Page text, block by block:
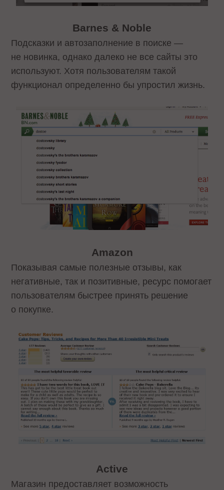
Barnes & Noble
Подсказки и автозаполнение в поиске —
не новинка, однако далеко не все сайты это
используют. Хотя пользователям такой
функционал определенно бы упростил жизнь.
Amazon
Показывая самые полезные отзывы, как
негативные, так и позитивные, ресурс помогает
пользователям быстрее принять решение
о покупке.
Active
Магазин предоставляет возможность